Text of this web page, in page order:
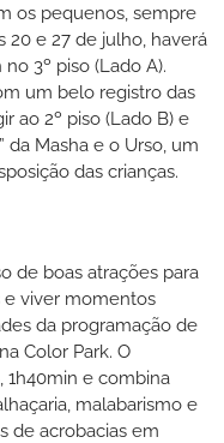
os pequenos, sempre
20 e 27 de julho, haverá
3º piso (Lado A).
um belo registro das
ao 2º piso (Lado B) e
da Masha e o Urso, um
das crianças.
de boas atrações para
e viver momentos
da programação de
Color Park. O
1h40min e combina
malabarismo e
de acrobacias em